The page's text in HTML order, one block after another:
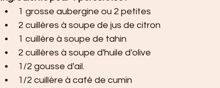
1 grosse aubergine ou 2 petites
2 cuillères à soupe de jus de citron
1 cuillère à soupe de tahin
2 cuillères à soupe d'huile d'olive
1/2 gousse d'ail.
1/2 cuillère à café de cumin